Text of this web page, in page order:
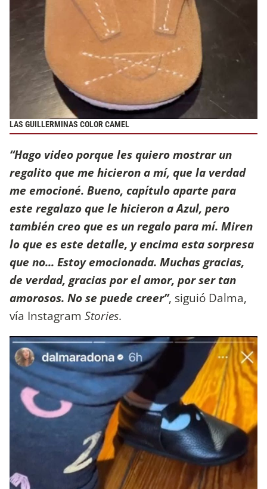
LAS GUILLERMINAS COLOR CAMEL
“Hago video porque les quiero mostrar un
regalito que me hicieron a mí, que la verdad
me emocioné. Bueno, capítulo aparte para
este regalazo que le hicieron a Azul, pero
también creo que es un regalo para mí. Miren
lo que es este detalle, y encima esta sorpresa
que no... Estoy emocionada. Muchas gracias,
de verdad, gracias por el amor, por ser tan
amorosos. No se puede creer”, siguió Dalma,
vía Instagram Stories.